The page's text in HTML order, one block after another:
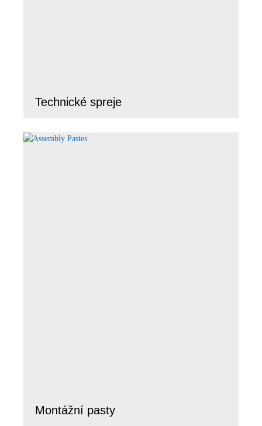
Technické spreje
Montážní pasty